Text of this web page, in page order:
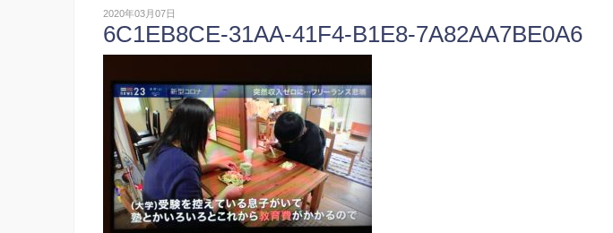
2020年03月07日
6C1EB8CE-31AA-41F4-B1E8-7A82AA7BE0A6